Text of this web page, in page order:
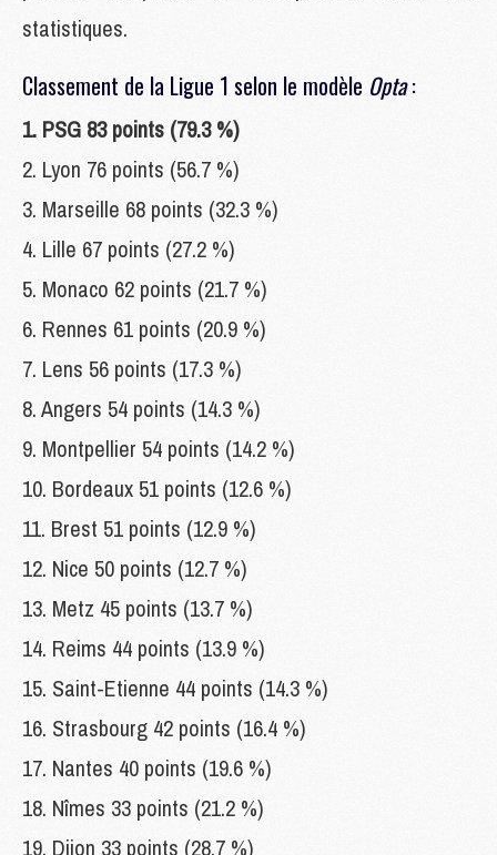
statistiques.
Classement de la Ligue 1 selon le modèle Opta:
1. PSG 83 points (79.3 %)
2. Lyon 76 points (56.7 %)
3. Marseille 68 points (32.3 %)
4. Lille 67 points (27.2 %)
5. Monaco 62 points (21.7 %)
6. Rennes 61 points (20.9 %)
7. Lens 56 points (17.3 %)
8. Angers 54 points (14.3 %)
9. Montpellier 54 points (14.2 %)
10. Bordeaux 51 points (12.6 %)
11. Brest 51 points (12.9 %)
12. Nice 50 points (12.7 %)
13. Metz 45 points (13.7 %)
14. Reims 44 points (13.9 %)
15. Saint-Etienne 44 points (14.3 %)
16. Strasbourg 42 points (16.4 %)
17. Nantes 40 points (19.6 %)
18. Nîmes 33 points (21.2 %)
19. Dijon 33 points (28.7 %)